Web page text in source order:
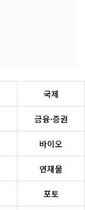
국제
금융·증권
바이오
연재물
포토